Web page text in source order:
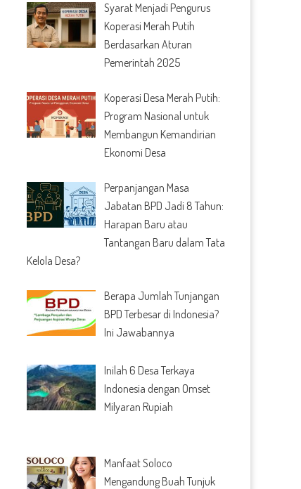
Syarat Menjadi Pengurus
Koperasi Merah Putih
Berdasarkan Aturan
Pemerintah 2025
Koperasi Desa Merah Putih:
Program Nasional untuk
Membangun Kemandirian
Ekonomi Desa
Perpanjangan Masa
Jabatan BPD Jadi 8 Tahun:
Harapan Baru atau
Tantangan Baru dalam Tata
Kelola Desa?
Berapa Jumlah Tunjangan
BPD Terbesar di Indonesia?
Ini Jawabannya
Inilah 6 Desa Terkaya
Indonesia dengan Omset
Milyaran Rupiah
Manfaat Soloco
Mengandung Buah Tunjuk